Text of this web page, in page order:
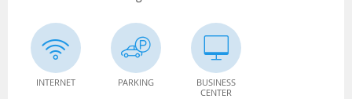
INTERNET PARKING
BUSINESS
CENTER